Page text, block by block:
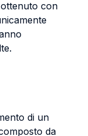
con
di un
da